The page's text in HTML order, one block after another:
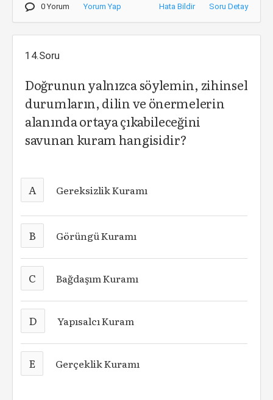
0 Yorum Yorum Yap Hata Bildir Soru Detay
14.Soru
Doğrunun yalnızca söylemin, zihinsel
durumların, dilin ve önermelerin
alanında ortaya çıkabileceğini
savunan kuram hangisidir?
A Gereksizlik Kuramı
B Görüngü Kuramı
C Bağdaşım Kuramı
D Yapısalcı Kuram
E Gerçeklik Kuramı